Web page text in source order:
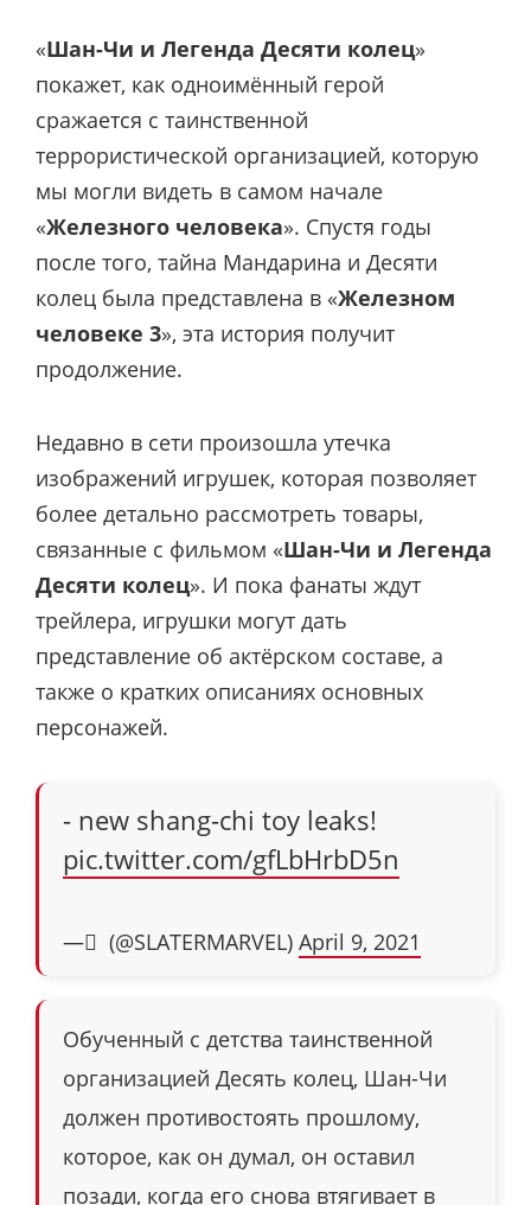
«Шан-Чи и Легенда Десяти колец»
покажет, как одноимённый герой
сражается с таинственной
террористической организацией, которую
мы могли видеть в самом начале
«Железного человека». Спустя годы
после того, тайна Мандарина и Десяти
колец была представлена в «Железном
человеке 3», эта история получит
продолжение.
Недавно в сети произошла утечка
изображений игрушек, которая позволяет
более детально рассмотреть товары,
связанные с фильмом «Шан-Чи и Легенда
Десяти колец». И пока фанаты ждут
трейлера, игрушки могут дать
представление об актёрском составе, а
также о кратких описаниях основных
персонажей.
- new shang-chi toy leaks!
pic.twitter.com/gfLbHrbD5n
— ً (@SLATERMARVEL) April 9, 2021
Обученный с детства таинственной
организацией Десять колец, Шан-Чи
должен противостоять прошлому,
которое, как он думал, он оставил
позади, когда его снова втягивает в